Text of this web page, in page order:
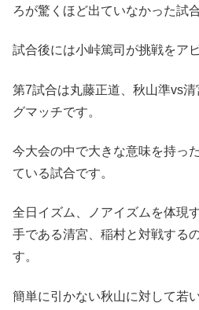
ろが驚くほど出ていなかった試
試合後には小峠篤司が挑戦をア
第7試合は丸藤正道、秋山準vs
グマッチです。
今大会の中で大きな意味を持っ
ている試合です。
全日イズム、ノアイズムを体現
手である清宮、稲村と対戦する
す。
簡単に引かない秋山に対して若